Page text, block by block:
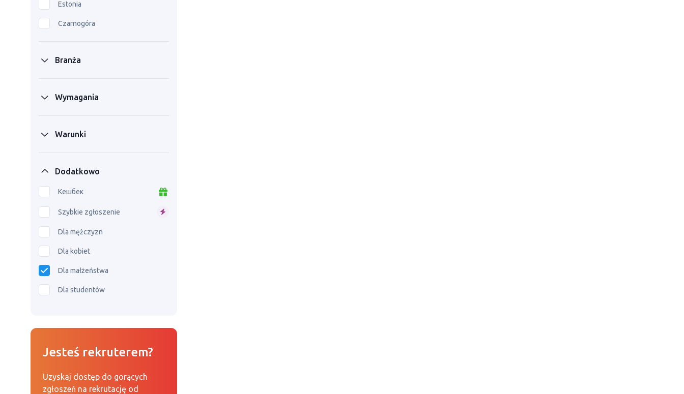
Estonia
Czarnogóra
Branża
Wymagania
Warunki
Dodatkowo
Кешбек
Szybkie zgłoszenie
Dla mężczyzn
Dla kobiet
Dla małżeństwa
Dla studentów
Jesteś rekruterem?
Uzyskaj dostęp do gorących
zgłoszeń na rekrutację od